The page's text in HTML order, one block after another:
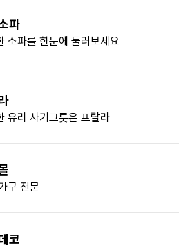
파
소파를 한눈에 둘러보세요
유리 사기그릇은 프랄라
구 전문
코